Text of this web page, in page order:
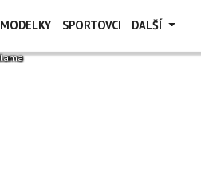
MODELKY SPORTOVCI DALŠÍ